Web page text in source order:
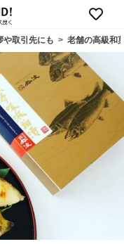
や取引先にも > 老舗の高級和